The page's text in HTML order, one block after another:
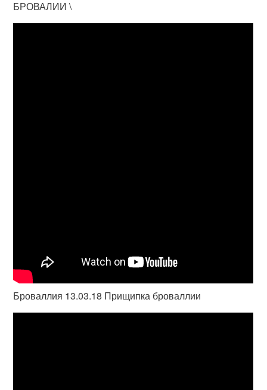
БРОВАЛИИ \
Броваллия 13.03.18 Прищипка броваллии